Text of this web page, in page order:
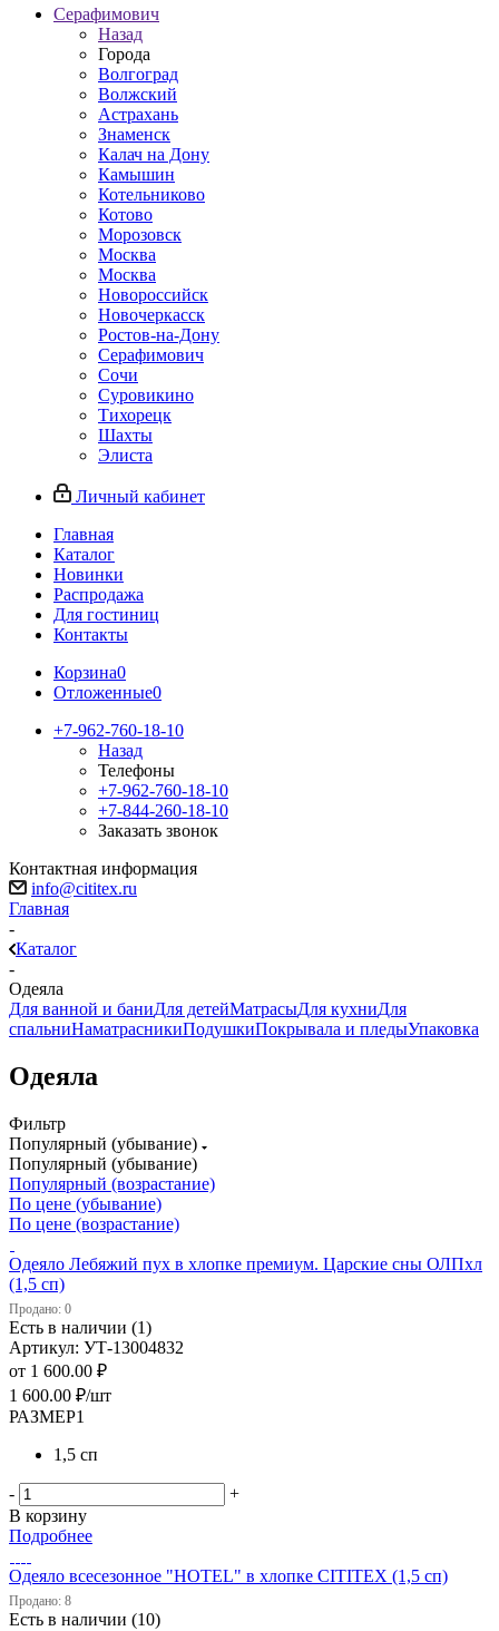
Серафимович
Назад
Города
Волгоград
Волжский
Астрахань
Знаменск
Калач на Дону
Камышин
Котельниково
Котово
Морозовск
Москва
Москва
Новороссийск
Новочеркасск
Ростов-на-Дону
Серафимович
Сочи
Суровикино
Тихорецк
Шахты
Элиста
Личный кабинет
Главная
Каталог
Новинки
Распродажа
Для гостиниц
Контакты
Корзина0
Отложенные0
+7-962-760-18-10
Назад
Телефоны
+7-962-760-18-10
+7-844-260-18-10
Заказать звонок
Контактная информация
info@cititex.ru
Главная
-
Каталог
-
Одеяла
Для ванной и баниДля детейМатрасыДля кухниДля
спальниНаматрасникиПодушкиПокрывала и пледыУпаковка
Одеяла
Фильтр
Популярный (убывание)
Популярный (убывание)
Популярный (возрастание)
По цене (убывание)
По цене (возрастание)
Одеяло Лебяжий пух в хлопке премиум. Царские сны ОЛПхл
(1,5 сп)
Продано: 0
Есть в наличии (1)
Артикул: УТ-13004832
от 1 600.00 ₽
1 600.00 ₽/шт
РАЗМЕР1
1,5 сп
-
+
В корзину
Подробнее
Одеяло всесезонное "HOTEL" в хлопке CITITEX (1,5 сп)
Продано: 8
Есть в наличии (10)